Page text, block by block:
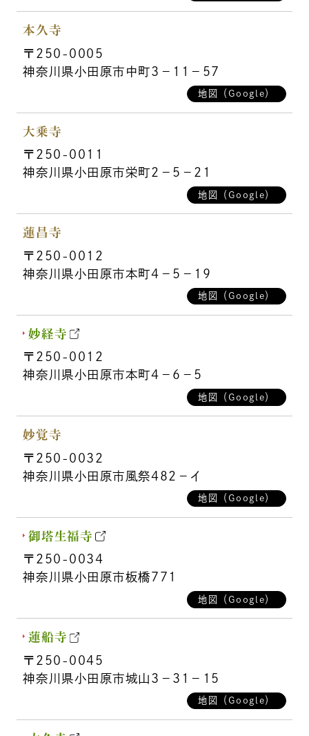
本久寺
〒250-0005
神奈川県小田原市中町3－11－57
地図（Google）
大乗寺
〒250-0011
神奈川県小田原市栄町2－5－21
地図（Google）
蓮昌寺
〒250-0012
神奈川県小田原市本町4－5－19
地図（Google）
妙経寺
〒250-0012
神奈川県小田原市本町4－6－5
地図（Google）
妙覚寺
〒250-0032
神奈川県小田原市風祭482－イ
地図（Google）
御塔生福寺
〒250-0034
神奈川県小田原市板橋771
地図（Google）
蓮船寺
〒250-0045
神奈川県小田原市城山3－31－15
地図（Google）